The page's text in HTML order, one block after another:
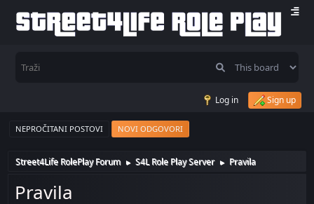
Log in Sign up
NEPROČITANI POSTOVI NOVI ODGOVORI
Street4Life RolePlay Forum ► S4L Role Play Server ► Pravila
Pravila